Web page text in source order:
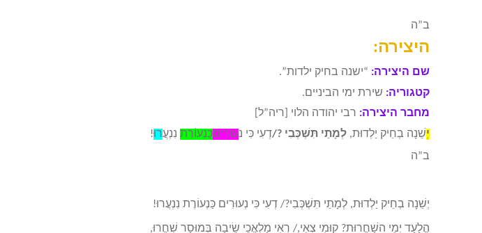
ב”ה
היצירה:
שם היצירה: “ישנה בחיק ילדות”.
קטגוריה: שירת ימי הביניים.
מחבר היצירה: רבי יהודה הלוי [ריה”ל]
יְשֵׁנָה בְחֵיק יַלְדוּת, לְמָתַי תִּשְׁכְּבִי /?דְעִי כִּי נְעוּרִיםכַּנְעוֹרֶת נִנְעֲרוּ!
ב”ה
יְשֵׁנָה בְחֵיק יַלְדוּת, לְמָתַי תִּשְׁכְּבִי?/ דְעִי כִּי נְעוּרִים כַּנְעוֹרֶת נִנְעֲרוּ!
הֲלָעַד יְמֵי השַׁחֲרוּת? קוּמִי צְאִי,/ רְאִי מַלְאֲכֵי שֵׂיבָה בְּמוּסָר שִׁחֲרוּ,